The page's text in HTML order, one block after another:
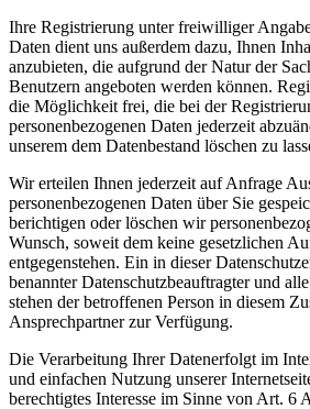
Ihre Registrierung unter freiwilliger
Daten dient uns außerdem dazu, Ihnen
anzubieten, die aufgrund der Natur der
Benutzern angeboten werden können.
die Möglichkeit frei, die bei der
personenbezogenen Daten jederzeit
unserem dem Datenbestand löschen zu
Wir erteilen Ihnen jederzeit auf Anfrage
personenbezogenen Daten über Sie
berichtigen oder löschen wir
Wunsch, soweit dem keine gesetzlichen
entgegenstehen. Ein in dieser
benannter Datenschutzbeauftragter und
stehen der betroffenen Person in diesem
Ansprechpartner zur Verfügung.
Die Verarbeitung Ihrer Datenerfolgt im
und einfachen Nutzung unserer
berechtigtes Interesse im Sinne von Art. 6